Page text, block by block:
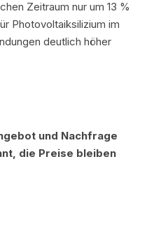
Zeitraum nur um 13 %
Photovoltaiksilizium im
deutlich höher
und Nachfrage
die Preise bleiben